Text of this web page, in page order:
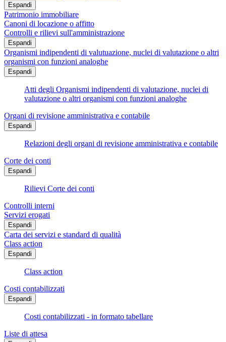
Espandi
Patrimonio immobiliare
Canoni di locazione o affitto
Controlli e rilievi sull'amministrazione
Espandi
Organismi indipendenti di valutuazione, nuclei di valutazione o altri
organismi con funzioni analoghe
Espandi
Atti degli Organismi indipendenti di valutazione, nuclei di
valutazione o altri organismi con funzioni analoghe
Organi di revisione amministrativa e contabile
Espandi
Relazioni degli organi di revisione amministrativa e contabile
Corte dei conti
Espandi
Rilievi Corte dei conti
Controlli interni
Servizi erogati
Espandi
Carta dei servizi e standard di qualità
Class action
Espandi
Class action
Costi contabilizzati
Espandi
Costi contabilizzati - in formato tabellare
Liste di attesa